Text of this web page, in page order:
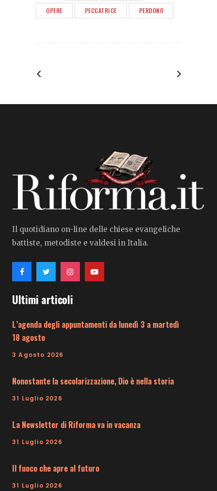
OPERE PECCATRICE PERDONO
Il quotidiano on-line delle chiese evangeliche
battiste, metodiste e valdesi in Italia.
Ultimi articoli
L’agenda degli appuntamenti da lunedì 3 a martedì
18 agosto
3 Agosto 2026
Nonostante la secolarizzazione, Dio è nella storia
31 Luglio 2026
La Newsletter di Riforma va in vacanza
31 Luglio 2026
Il fuoco che apre al futuro
31 Luglio 2026